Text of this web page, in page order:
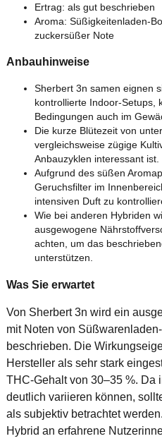
Ertrag: als gut beschrieben
Aroma: Süßigkeitenladen-
zuckersüßer Note
Anbauhinweise
Sherbert 3n samen eignen
kontrollierte Indoor-Setups,
Bedingungen auch im
Die kurze Blütezeit von
vergleichsweise zügige
Anbauzyklen interessant ist.
Aufgrund des süßen
Geruchsfilter im
intensiven Duft zu
Wie bei anderen Hybriden
ausgewogene
achten, um das
unterstützen.
Was Sie erwartet
Von Sherbert 3n wird ein
mit Noten von
beschrieben. Die
Hersteller als sehr stark
THC-Gehalt von 30–35 %. Da
deutlich variieren können,
als subjektiv betrachtet
Hybrid an erfahrene